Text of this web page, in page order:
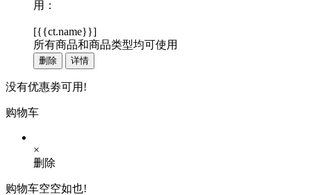
用：
[{{ct.name}}]
所有商品和商品类型均可使用
删除 详情
没有优惠劵可用!
购物车
×
删除
购物车空空如也!